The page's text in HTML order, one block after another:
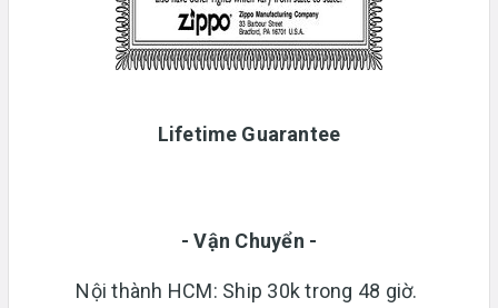
Lifetime Guarantee
- Vận Chuyển -
Nội thành HCM: Ship 30k trong 48 giờ.